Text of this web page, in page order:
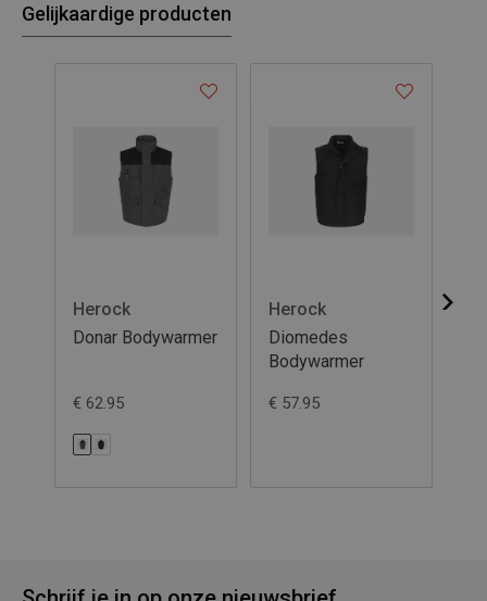
Gelijkaardige producten
Herock
Donar Bodywarmer
€ 62.95
Herock
Diomedes
Bodywarmer
€ 57.95